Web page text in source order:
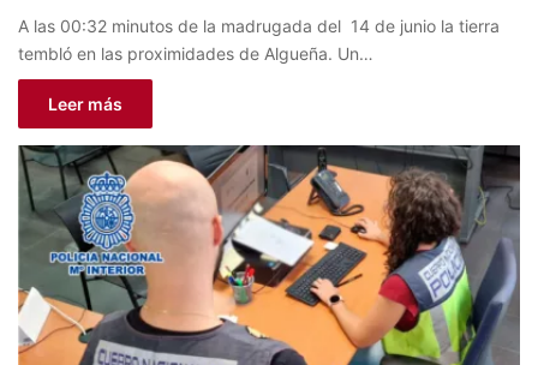
A las 00:32 minutos de la madrugada del 14 de junio la tierra
tembló en las proximidades de Algueña. Un…
Leer más